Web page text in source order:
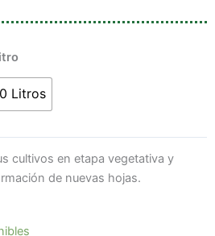
precios:
hasta
$467.200
Litros
cultivos en etapa vegetativa y
de nuevas hojas.